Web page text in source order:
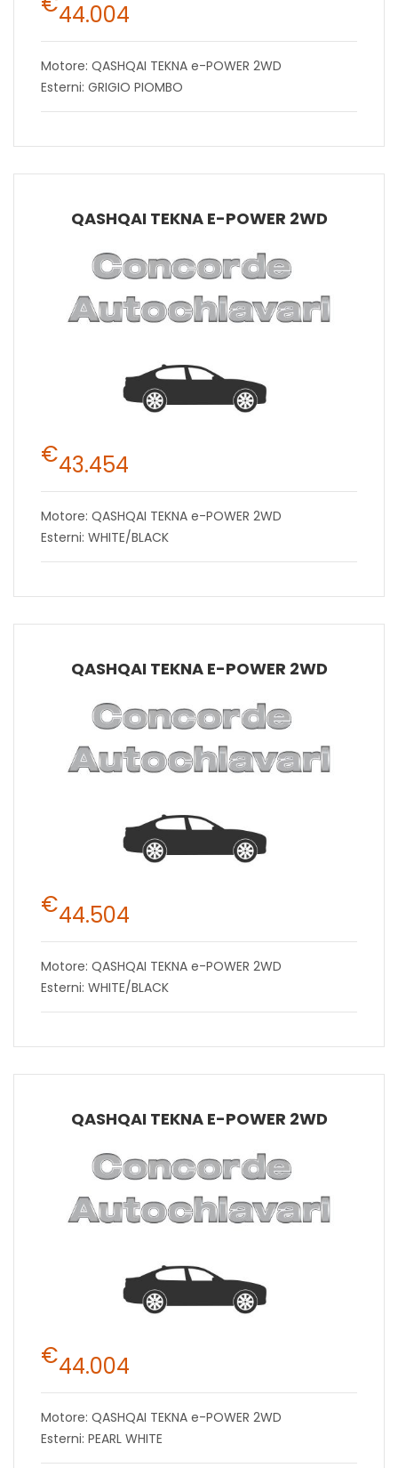
44.004
Motore: QASHQAI TEKNA e-POWER 2WD
Esterni: GRIGIO PIOMBO
QASHQAI TEKNA E-POWER 2WD
€43.454
Motore: QASHQAI TEKNA e-POWER 2WD
Esterni: WHITE/BLACK
QASHQAI TEKNA E-POWER 2WD
€44.504
Motore: QASHQAI TEKNA e-POWER 2WD
Esterni: WHITE/BLACK
QASHQAI TEKNA E-POWER 2WD
€44.004
Motore: QASHQAI TEKNA e-POWER 2WD
Esterni: PEARL WHITE